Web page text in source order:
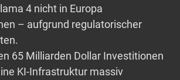
4 nicht in Europa
– aufgrund regulatorischer
65 Milliarden Dollar Investitionen
KI-Infrastruktur massiv